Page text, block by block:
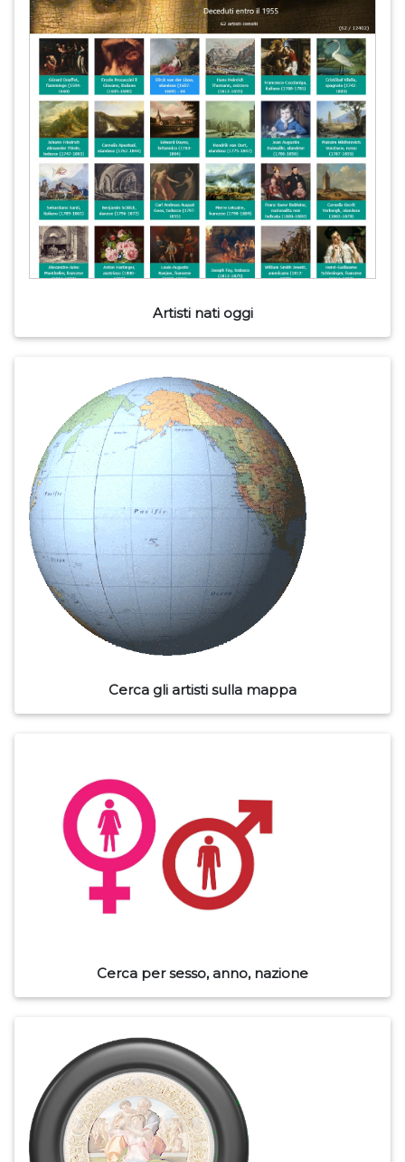
Artisti nati oggi
Cerca gli artisti sulla mappa
Cerca per sesso, anno, nazione